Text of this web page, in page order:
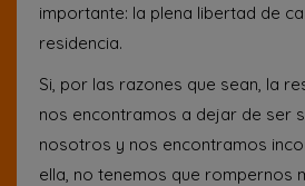
importante: la plena libertad de
residencia.
Si, por las razones que sean, la
nos encontramos a dejar de ser
nosotros y nos encontramos
ella, no tenemos que rompernos